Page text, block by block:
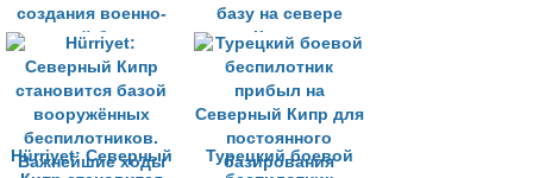
создания военно-
морской базы на
Кипре
базу на севере
Кипра
Hürriyet: Северный
Турецкий боевой